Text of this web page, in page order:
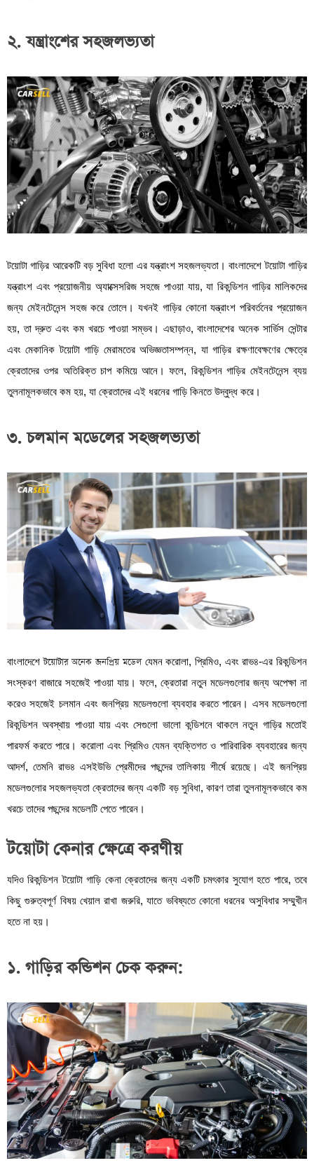
২. যন্ত্রাংশের সহজলভ্যতা
টয়োটা গাড়ির আরেকটি বড় সুবিধা হলো এর যন্ত্রাংশ সহজলভ্যতা। বাংলাদেশে টয়োটা গাড়ির
যন্ত্রাংশ এবং প্রয়োজনীয় অ্যাক্সেসরিজ সহজে পাওয়া যায়, যা রিকন্ডিশন গাড়ির মালিকদের
জন্য মেইনটেনেন্স সহজ করে তোলে। যখনই গাড়ির কোনো যন্ত্রাংশ পরিবর্তনের প্রয়োজন
হয়, তা দ্রুত এবং কম খরচে পাওয়া সম্ভব। এছাড়াও, বাংলাদেশের অনেক সার্ভিস সেন্টার
এবং মেকানিক টয়োটা গাড়ি মেরামতের অভিজ্ঞতাসম্পন্ন, যা গাড়ির রক্ষণাবেক্ষণের ক্ষেত্রে
ক্রেতাদের ওপর অতিরিক্ত চাপ কমিয়ে আনে। ফলে, রিকন্ডিশন গাড়ির মেইনটেনেন্স ব্যয়
তুলনামূলকভাবে কম হয়, যা ক্রেতাদের এই ধরনের গাড়ি কিনতে উদ্বুদ্ধ করে।
৩. চলমান মডেলের সহজলভ্যতা
বাংলাদেশেটয়োটার অনেক জনপ্রিয় মডেলযেমন করোলা, প্রিমিও, এবং রাভ৪-এর রিকন্ডিশন
সংস্করণ বাজারে সহজেই পাওয়া যায়। ফলে, ক্রেতারা নতুন মডেলগুলোর জন্য অপেক্ষা না
করেও সহজেই চলমান এবং জনপ্রিয় মডেলগুলো ব্যবহার করতে পারেন। এসব মডেলগুলো
রিকন্ডিশন অবস্থায় পাওয়া যায় এবং সেগুলো ভালো কন্ডিশনে থাকলে নতুন গাড়ির মতোই
পারফর্ম করতে পারে। করোলা এবং প্রিমিও যেমন ব্যক্তিগত ও পারিবারিক ব্যবহারের জন্য
আদর্শ, তেমনি রাভ৪ এসইউভি প্রেমীদের পছন্দের তালিকায় শীর্ষে রয়েছে। এই জনপ্রিয়
মডেলগুলোর সহজলভ্যতা ক্রেতাদের জন্য একটি বড় সুবিধা, কারণ তারা তুলনামূলকভাবে কম
খরচে তাদের পছন্দের মডেলটি পেতে পারেন।
টয়োটা কেনার ক্ষেত্রে করণীয়
যদিও রিকন্ডিশন টয়োটা গাড়ি কেনা ক্রেতাদের জন্য একটি চমৎকার সুযোগ হতে পারে, তবে
কিছু গুরুত্বপূর্ণ বিষয় খেয়াল রাখা জরুরি, যাতে ভবিষ্যতে কোনো ধরনের অসুবিধার সম্মুখীন
হতে না হয়।
১. গাড়ির কন্ডিশন চেক করুন: